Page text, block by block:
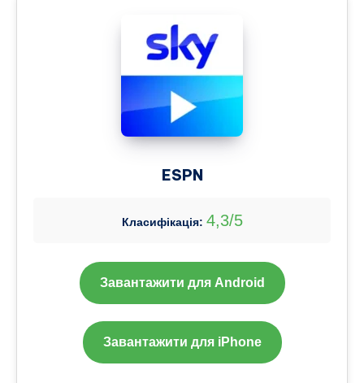
ESPN
Класифікація: 4,3/5
Завантажити для Android
Завантажити для iPhone